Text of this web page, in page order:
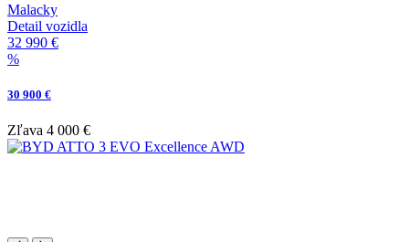
Malacky
Detail vozidla
32 990 €
%
30 900 €
Zľava 4 000 €